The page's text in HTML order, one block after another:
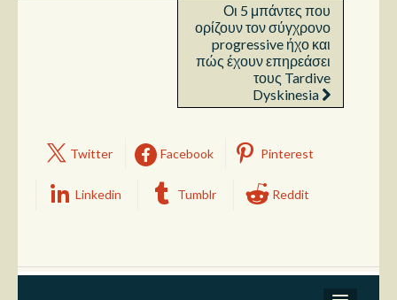
Οι 5 μπάντες που
ορίζουν τον σύγχρονο
progressive ήχο και
πώς έχουν επηρεάσει
τους Tardive
Dyskinesia
Twitter Facebook Pinterest
Linkedin Tumblr Reddit